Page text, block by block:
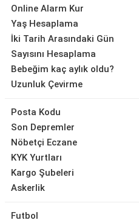
Online Alarm Kur
Yaş Hesaplama
İki Tarih Arasındaki Gün
Sayısını Hesaplama
Bebeğim kaç aylık oldu?
Uzunluk Çevirme
Posta Kodu
Son Depremler
Nöbetçi Eczane
KYK Yurtları
Kargo Şubeleri
Askerlik
Futbol